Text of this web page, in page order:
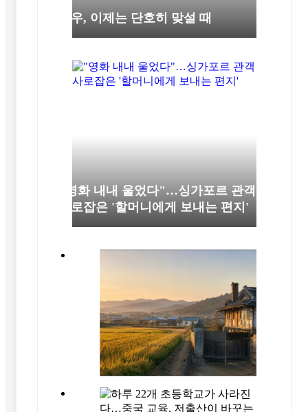
극우, 이제는 단호히 맞설 때
"영화 내내 울었다"…싱가포르 관객
사로잡은 '할머니에게 보내는 편지'